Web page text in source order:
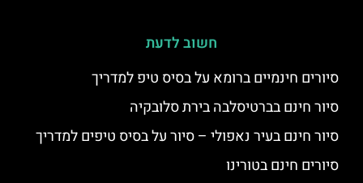
חשוב לדעת
סיורים חינמיים ברומא על בסיס טיפ למדריך
סיור חינם בברטיסלבה בירת סלובקיה
סיור חינם בעיר נאפולי – סיור על בסיס טיפים למדריך
סיורים חינם בטורינו